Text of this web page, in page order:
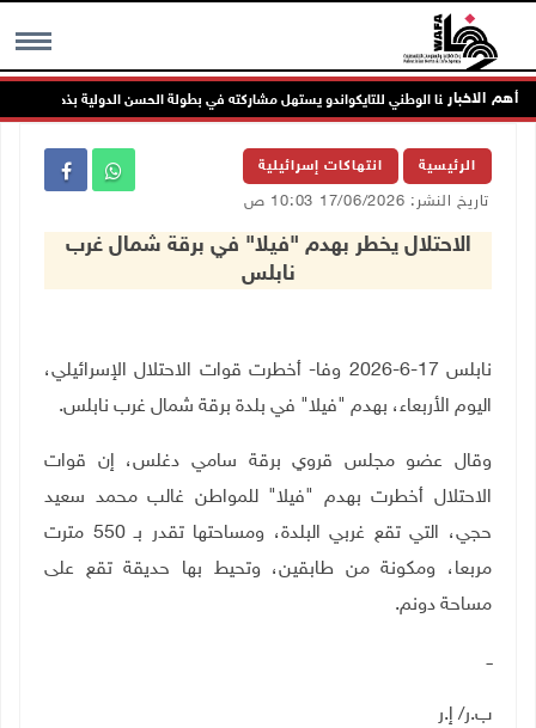
MENU أهم الاخبارمنتخبنا الوطني للتايكواندو يستهل مشاركته في بطولة الحسن الدولية بذهبية وبرونزية
الرئيسية انتهاكات إسرائيلية
تاريخ النشر: 17/06/2026 10:03 ص
الاحتلال يخطر بهدم "فيلا" في برقة شمال غرب
نابلس
نابلس 17-6-2026 وفا- أخطرت قوات الاحتلال الإسرائيلي،
اليوم الأربعاء، بهدم "فيلا" في بلدة برقة شمال غرب نابلس.
وقال عضو مجلس قروي برقة سامي دغلس، إن قوات
الاحتلال أخطرت بهدم "فيلا" للمواطن غالب محمد سعيد
حجي، التي تقع غربي البلدة، ومساحتها تقدر بـ 550 مترت
مربعا، ومكونة من طابقين، وتحيط بها حديقة تقع على
مساحة دونم.
ــ
ب.ر/ إ.ر